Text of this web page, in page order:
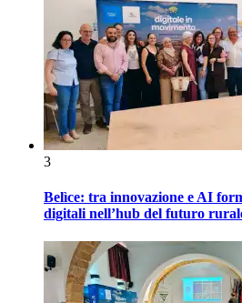
3
Belìce: tra innovazione e AI
digitali nell’hub del futuro